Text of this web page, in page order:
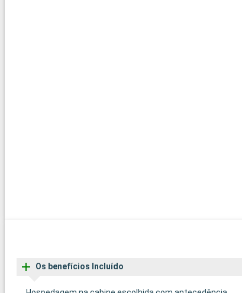
Os benefícios Incluído